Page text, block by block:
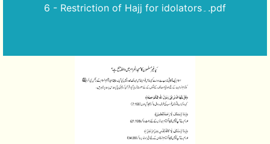
6 - Restriction of Hajj for idolators۔.pdf